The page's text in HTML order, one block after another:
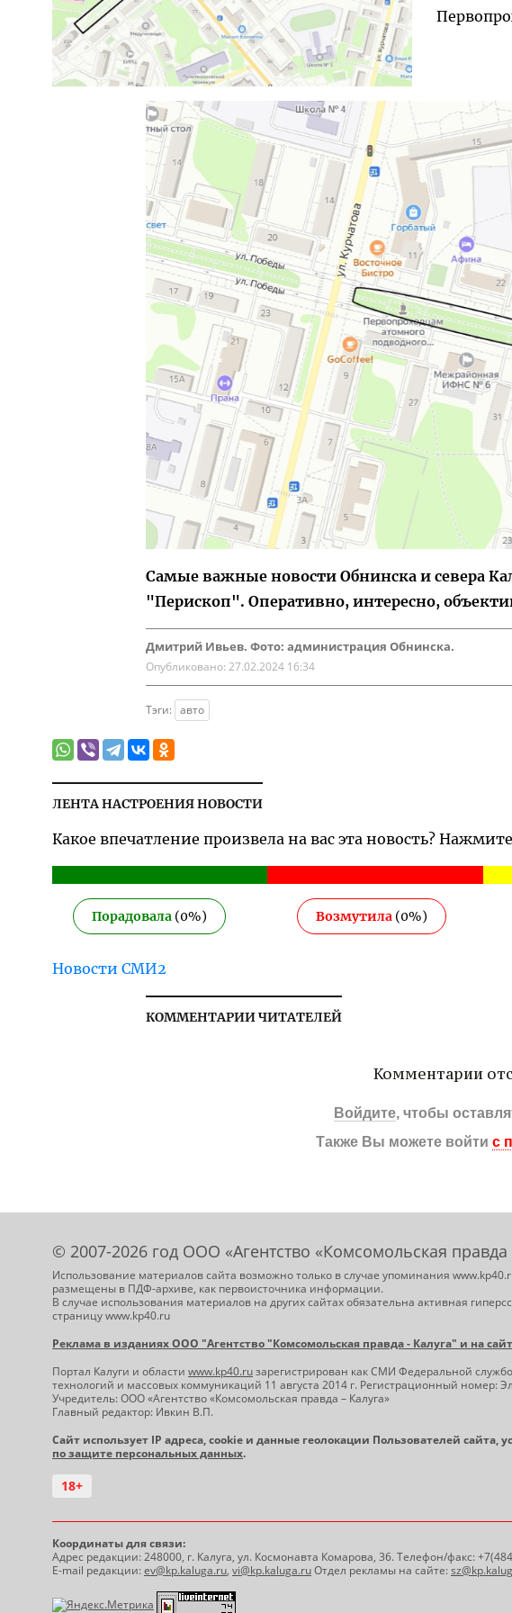
Самые важные новости Обнинска и севера
"Перископ". Оперативно, интересно,
Дмитрий Ивьев. Фото: администрация Обнинска.
Опубликовано: 27.02.2024 16:34
Тэги: авто
ЛЕНТА НАСТРОЕНИЯ НОВОСТИ
Какое впечатление произвела на вас эта новость?
Порадовала (0%) Возмутила (0%)
Новости СМИ2
КОММЕНТАРИИ ЧИТАТЕЛЕЙ
Комментарии
Войдите, чтобы
Также Вы можете войти с
© 2007-2026 год ООО «Агентство «Комсомольская правда
Использование материалов сайта возможно только в случае упоминания
размещены в ПДФ-архиве, как первоисточника информации.
В случае использования материалов на других сайтах обязательна активная
страницу www.kp40.ru
Реклама в изданиях ООО "Агентство "Комсомольская правда - Калуга" и на
Портал Калуги и области www.kp40.ruзарегистрирован как СМИ Федеральной
технологий и массовых коммуникаций 11 августа 2014 г. Регистрационный номер:
Учредитель: ООО «Агентство «Комсомольская правда – Калуга»
Главный редактор: Ивкин В.П.
Сайт использует IP адреса, cookie и данные геолокации Пользователей сайта,
по защите персональных данных.
18+
Координаты для связи:
Адрес редакции: 248000, г. Калуга, ул. Космонавта Комарова, 36. Телефон/факс:
E-mail редакции:ev@kp.kaluga.ru, vi@kp.kaluga.ruОтдел рекламы на сайте: